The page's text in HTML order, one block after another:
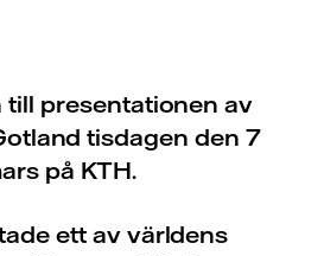
till presentationen av
tisdagen den 7
på KTH.
ett av världens